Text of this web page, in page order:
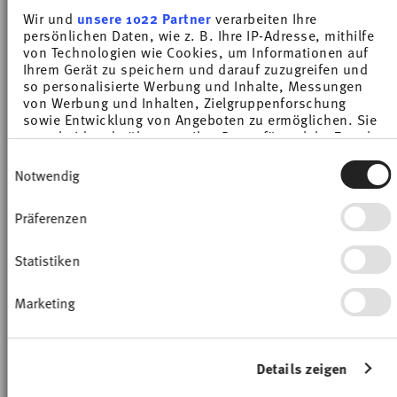
Wir und unsere 1022 Partnerverarbeiten Ihre
persönlichen Daten, wie z. B. Ihre IP-Adresse, mithilfe
von Technologien wie Cookies, um Informationen auf
Ihrem Gerät zu speichern und darauf zuzugreifen und
so personalisierte Werbung und Inhalte, Messungen
von Werbung und Inhalten, Zielgruppenforschung
sowie Entwicklung von Angeboten zu ermöglichen. Sie
entscheiden darüber, wer Ihre Daten für welche Zwecke
Cookie-Erklärung oder durch Klicken auf das Privacy
Trigger Symbol ändern oder widerrufen
Wenn Sie es erlauben, würden wir auch gerne:
erfassen, welche bis auf einige Meter genau sein
bestimmten Merkmalen (Fingerprinting)
Erfahren Sie mehr darüber, wie Ihre persönlichen Daten
verarbeitet werden, und legen Sie Ihre Präferenzen im
Notwendig
Präferenzen
Statistiken
Marketing
Details zeigen
30-day best price:€ 18,50 30-day best price: